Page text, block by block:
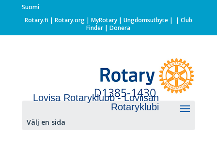
Suomi
Rotary.fi | Rotary.org| MyRotary | Ungdomsutbyte| | Club
Finder | Donera
Lovisa Rotaryklubb - Loviisan
Rotaryklubi
Välj en sida